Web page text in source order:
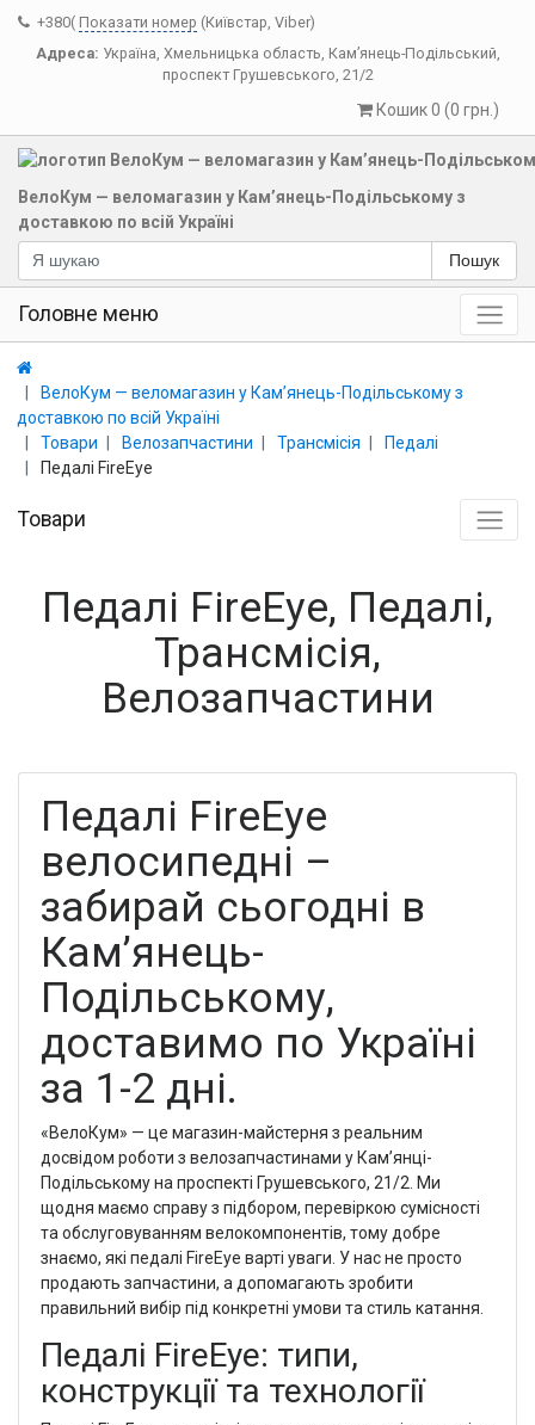
+380( Показати номер (Київстар, Viber)
Адреса: Україна, Хмельницька область, Кам’янець-Подільський,
проспект Грушевського, 21/2
Кошик 0 (0 грн.)
ВелоКум — веломагазин у Кам’янець-Подільському з
доставкою по всій Україні
Пошук
Головне меню
ВелоКум — веломагазин у Кам’янець-Подільському з
доставкою по всій Україні
Товари
Велозапчастини Трансмісія
Педалі
Педалі FireEye
Товари
Педалі FireEye, Педалі,
Трансмісія,
Велозапчастини
Педалі FireEye
велосипедні –
забирай сьогодні в
Кам’янець-
Подільському,
доставимо по Україні
за 1-2 дні.
«ВелоКум» — це магазин-майстерня з реальним
досвідом роботи з велозапчастинами у Кам’янці-
Подільському на проспекті Грушевського, 21/2. Ми
щодня маємо справу з підбором, перевіркою сумісності
та обслуговуванням велокомпонентів, тому добре
знаємо, які педалі FireEye варті уваги. У нас не просто
продають запчастини, а допомагають зробити
правильний вибір під конкретні умови та стиль катання.
Педалі FireEye: типи,
конструкції та технології